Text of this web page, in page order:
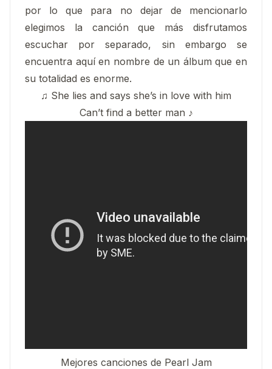
por lo que para no dejar de mencionarlo
elegimos la canción que más disfrutamos
escuchar por separado, sin embargo se
encuentra aquí en nombre de un álbum que en
su totalidad es enorme.
♫ She lies and says she’s in love with him
Can’t find a better man ♪
Mejores canciones de Pearl Jam